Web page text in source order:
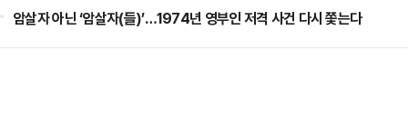
암살자 아닌 ‘암살자(들)’…1974년 영부인 저격 사건 다시 쫓는다